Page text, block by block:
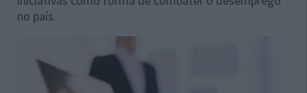
no país.